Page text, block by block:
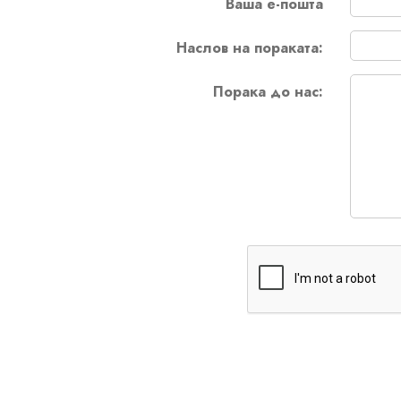
Наслов на пораката:
Порака до нас: